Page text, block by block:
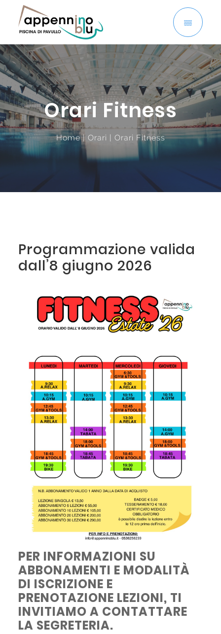
content
Orari Fitness
Home| Orari | Orari Fitness
Programmazione valida
dall’8 giugno 2026
PER INFORMAZIONI SU
ABBONAMENTI E MODALITÀ
DI ISCRIZIONE E
PRENOTAZIONE LEZIONI, TI
INVITIAMO A CONTATTARE
LA SEGRETERIA.